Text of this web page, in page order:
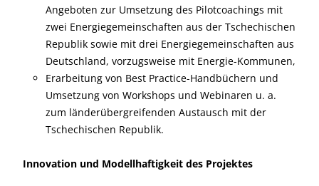
Angeboten zur Umsetzung des Pilotcoachings mit
zwei Energiegemeinschaften aus der Tschechischen
Republik sowie mit drei Energiegemeinschaften aus
Deutschland, vorzugsweise mit Energie-Kommunen,
Erarbeitung von Best Practice-Handbüchern und
Umsetzung von Workshops und Webinaren u. a.
zum länderübergreifenden Austausch mit der
Tschechischen Republik.
Innovation und Modellhaftigkeit des Projektes